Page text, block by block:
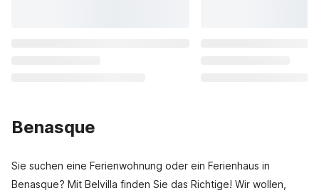
Benasque
Sie suchen eine Ferienwohnung oder ein Ferienhaus in
Benasque? Mit Belvilla finden Sie das Richtige! Wir wollen,